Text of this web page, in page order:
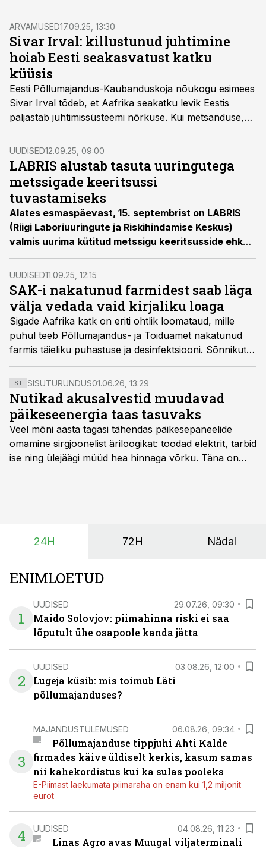
taastamiseks ja töökohtade säilitamiseks palub koda
riigilt eraldi toetusmeedet, mis kataks seakasvatajate
tööjõukulusid tootmise seiskumise ja taaskäivitamise
ajal.
ARVAMUSED17.09.25, 13:30
Sivar Irval: killustunud juhtimine
hoiab Eesti seakasvatust katku
küüsis
Eesti Põllumajandus-Kaubanduskoja nõukogu esimees
Sivar Irval tõdeb, et Aafrika seakatku levik Eestis
paljastab juhtimissüsteemi nõrkuse. Kui metsanduse,
jahinduse ja loomatauditõrje eest vastutavad eri
ministeeriumid, jäävad lahendused poolikuks ning
seakasvatussektor elab püsivas ebakindluses. Ühtse
juhtimise loomine oleks tema hinnangul vältimatu, et
tagada toidujulgeolek ja anda seakasvatusele tulevikku.
UUDISED12.09.25, 09:00
LABRIS alustab tasuta uuringutega
metssigade keeritsussi
tuvastamiseks
Alates esmaspäevast, 15. septembrist on LABRIS
(Riigi Laboriuuringute ja Riskihindamise Keskus)
valmis uurima kütitud metssigu keeritsusside ehk
Trichinella tuvastamiseks senisest suuremas
mahus. Sarnaselt sigade Aafrika katku (SAK)
analüüsidega saavad ka keeritsusside uuringud
olema jahimeestele ning metssigu käitlevatele
ettevõtetele tasuta.
UUDISED11.09.25, 12:15
SAK-i nakatunud farmidest saab läga
välja vedada vaid kirjaliku loaga
Sigade Aafrika katk on eriti ohtlik loomataud, mille
puhul teeb Põllumajandus- ja Toiduamet nakatunud
farmis täieliku puhastuse ja desinfektsiooni. Sõnnikut,
heitvett, virtsa, nakkuskahtlast allapanu ja muud, mis
võib olla nakkuse levitajaks, võib taudikoldest välja viia
vaid PTA esinduse loal pärast tauditekitaja
kahjutustamist.
ST SISUTURUNDUS01.06.26, 13:29
Nutikad akusalvestid muudavad
päikeseenergia taas tasuvaks
Veel mõni aasta tagasi tähendas päikesepaneelide
omamine sirgjoonelist äriloogikat: toodad elektrit, tarbid
ise ning ülejäägi müüd hea hinnaga võrku. Täna on
põllumajandusettevõtete jaoks üheks olulisemaks
24H 72H Nädal
ENIMLOETUD
1
UUDISED 29.07.26, 09:30
Maido Solovjov: piimahinna riski ei saa
lõputult ühe osapoole kanda jätta
2
UUDISED 03.08.26, 12:00
Lugeja küsib: mis toimub Läti
põllumajanduses?
3
MAJANDUSTULEMUSED 06.08.26, 09:34
Põllumajanduse tippjuhi Ahti Kalde
firmades käive üldiselt kerkis, kasum samas
nii kahekordistus kui ka sulas pooleks
E-Piimast laekumata piimaraha on enam kui 1,2 miljonit
eurot
4 UUDISED 04.08.26, 11:23
Linas Agro avas Muugal viljaterminali